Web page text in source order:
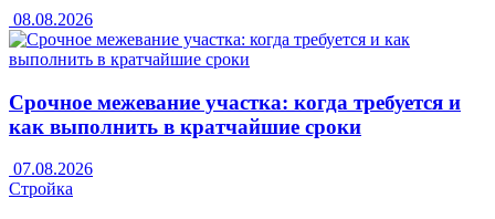
08.08.2026
Срочное межевание участка: когда требуется и
как выполнить в кратчайшие сроки
07.08.2026
Стройка